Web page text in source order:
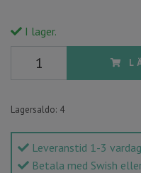
I lager.
Lagersaldo: 4
Leveranstid 1-3
Betala med Swish